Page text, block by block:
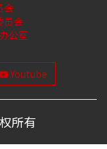
会
员会
公室
Youtube
所有